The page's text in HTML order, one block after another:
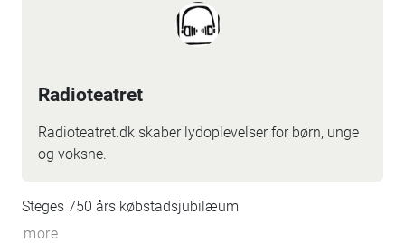
Radioteatret
Radioteatret.dk skaber lydoplevelser for børn, unge
og voksne.
Steges 750 års købstadsjubilæum
more